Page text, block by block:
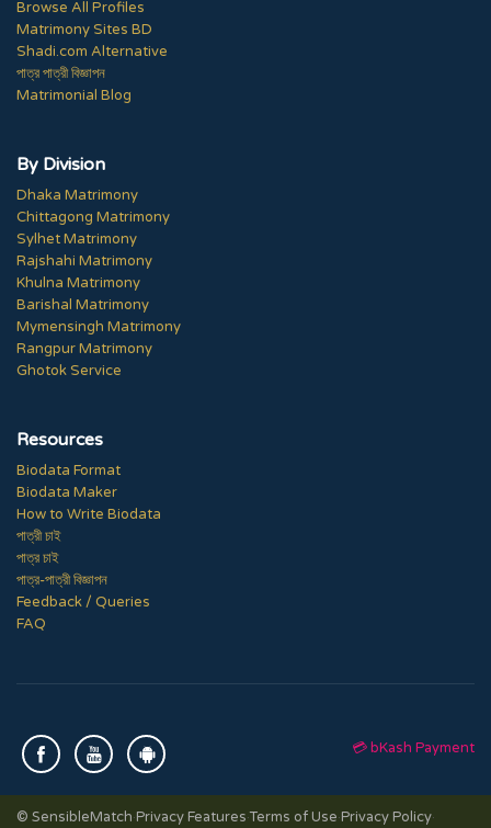
Browse All Profiles
Matrimony Sites BD
Shadi.com Alternative
পাত্র পাত্রী বিজ্ঞাপন
Matrimonial Blog
By Division
Dhaka Matrimony
Chittagong Matrimony
Sylhet Matrimony
Rajshahi Matrimony
Khulna Matrimony
Barishal Matrimony
Mymensingh Matrimony
Rangpur Matrimony
Ghotok Service
Resources
Biodata Format
Biodata Maker
How to Write Biodata
পাত্রী চাই
পাত্র চাই
পাত্র-পাত্রী বিজ্ঞাপন
Feedback / Queries
FAQ
💳 bKash Payment
© SensibleMatch·Privacy Features·Terms of Use·Privacy Policy·